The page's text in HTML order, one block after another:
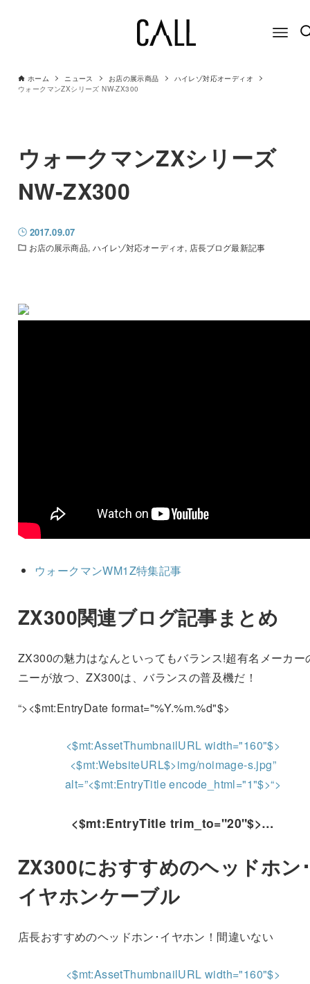
ホーム ニュース お店の展示商品
ハイレゾ対応オーディオ
ウォークマンZXシリーズ NW-ZX300
ウォークマンZXシリーズ
NW-ZX300
2017.09.07
お店の展示商品 ハイレゾ対応オーディオ 店長ブログ最新記事
ウォークマンWM1Z特集記事
ZX300関連ブログ記事まとめ
ZX300の魅力はなんといってもバランス!超有名メーカー
ニーが放つ、ZX300は、バランスの普及機だ！
“><$mt:EntryDate format="%Y.%m.%d"$>
<$mt:AssetThumbnailURL width="160"$>
<$mt:WebsiteURL$>img/noimage-s.jpg”
alt=”<$mt:EntryTitle encode_html="1"$>“>
<$mt:EntryTitle trim_to="20"$>…
ZX300におすすめのヘッドホン
イヤホンケーブル
店長おすすめのヘッドホン･イヤホン！間違いない
<$mt:AssetThumbnailURL width="160"$>